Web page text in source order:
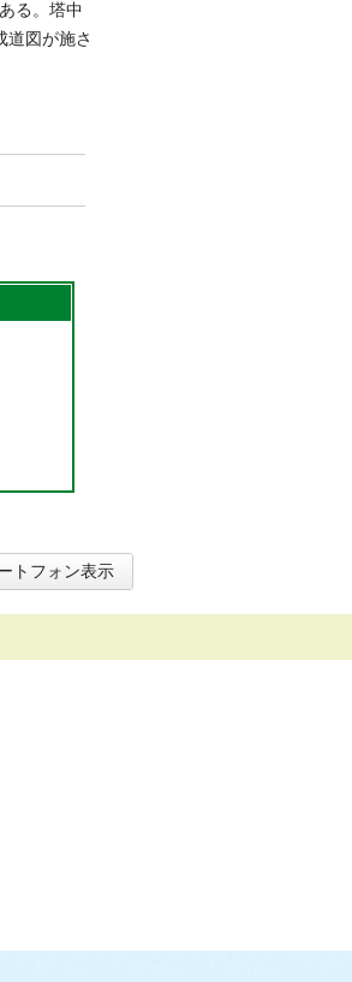
る。塔中
道図が施さ
トフォン表示